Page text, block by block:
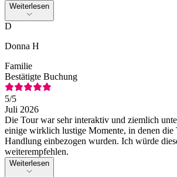
Weiterlesen
D
Donna H
Familie
Bestätigte Buchung
5/5
Juli 2026
Die Tour war sehr interaktiv und ziemlich
einige wirklich lustige Momente, in denen die
Handlung einbezogen wurden. Ich würde
weiterempfehlen.
Weiterlesen